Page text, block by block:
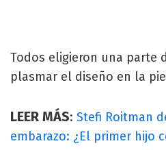
Todos eligieron una parte
plasmar el diseño en la
LEER MÁS: Stefi Roitman
embarazo: ¿El primer hijo